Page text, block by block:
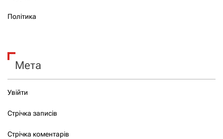
Політика
Мета
Увійти
Стрічка записів
Стрічка коментарів